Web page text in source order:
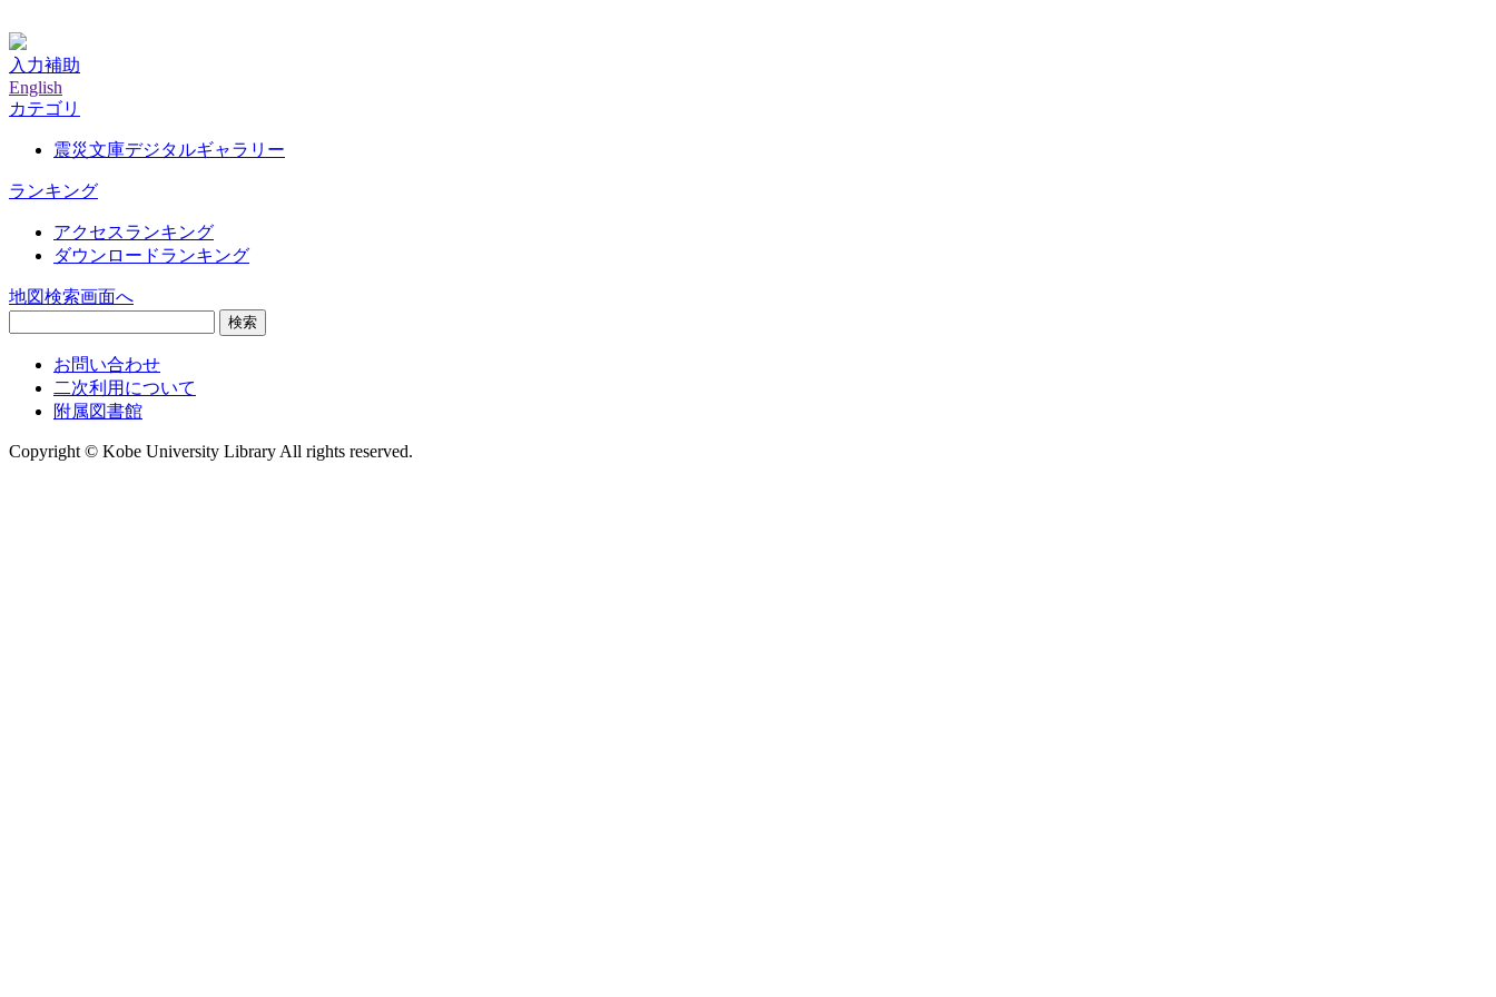
入力補助
English
カテゴリ
震災文庫デジタルギャラリー
ランキング
アクセスランキング
ダウンロードランキング
地図検索画面へ
検索
お問い合わせ
二次利用について
附属図書館
Copyright © Kobe University Library All rights reserved.